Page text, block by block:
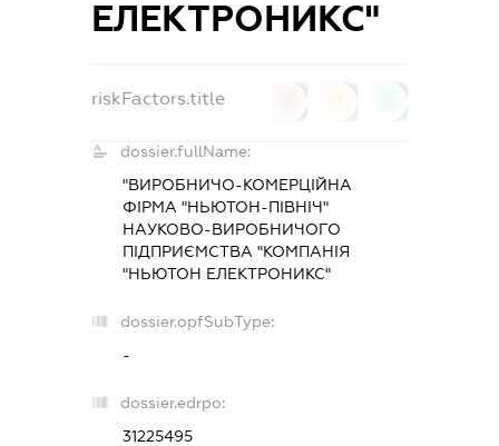
ЕЛЕКТРОНИКС"
riskFactors.title
dossier.fullName:
"ВИРОБНИЧО-КОМЕРЦІЙНА
ФІРМА "НЬЮТОН-ПІВНІЧ"
НАУКОВО-ВИРОБНИЧОГО
ПІДПРИЄМСТВА "КОМПАНІЯ
"НЬЮТОН ЕЛЕКТРОНИКС"
dossier.opfSubType:
-
dossier.edrpo:
31225495